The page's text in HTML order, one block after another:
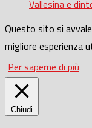
Vallesina e
Questo sito si
migliore esperienza
Per saperne di più
Chiudi